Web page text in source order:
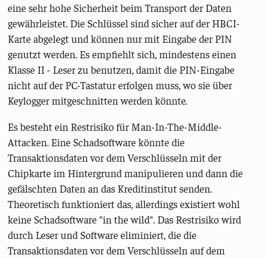
eine sehr hohe Sicherheit beim Transport der Daten
gewährleistet. Die Schlüssel sind sicher auf der HBCI-
Karte abgelegt und können nur mit Eingabe der PIN
genutzt werden. Es empfiehlt sich, mindestens einen
Klasse II - Leser zu benutzen, damit die PIN-Eingabe
nicht auf der PC-Tastatur erfolgen muss, wo sie über
Keylogger mitgeschnitten werden könnte.
Es besteht ein Restrisiko für Man-In-The-Middle-
Attacken. Eine Schadsoftware könnte die
Transaktionsdaten vor dem Verschlüsseln mit der
Chipkarte im Hintergrund manipulieren und dann die
gefälschten Daten an das Kreditinstitut senden.
Theoretisch funktioniert das, allerdings existiert wohl
keine Schadsoftware "in the wild". Das Restrisiko wird
durch Leser und Software eliminiert, die die
Transaktionsdaten vor dem Verschlüsseln auf dem